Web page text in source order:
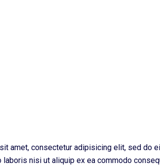
amet, consectetur adipisicing elit, sed do
laboris nisi ut aliquip ex ea commodo